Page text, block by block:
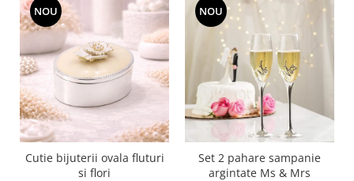
CHIQUE STRIPES GALBEN
CHIQUE GALBEN
NOU
Cutie bijuterii ovala fluturi
si flori
NOU
Set 2 pahare sampanie
argintate Ms & Mrs